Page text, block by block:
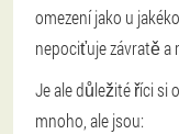
omezení jako u
nepociťuje závratě a
Je ale důležité říci si
mnoho, ale jsou: